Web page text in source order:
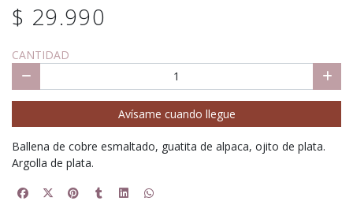
$ 29.990
CANTIDAD
Avísame cuando llegue
Ballena de cobre esmaltado, guatita de alpaca, ojito de plata.
Argolla de plata.